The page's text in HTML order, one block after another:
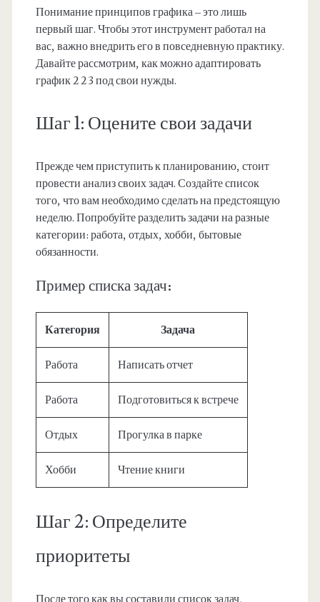
Понимание принципов графика – это лишь
первый шаг. Чтобы этот инструмент работал на
вас, важно внедрить его в повседневную практику.
Давайте рассмотрим, как можно адаптировать
график 2 2 3 под свои нужды.
Шаг 1: Оцените свои задачи
Прежде чем приступить к планированию, стоит
провести анализ своих задач. Создайте список
того, что вам необходимо сделать на предстоящую
неделю. Попробуйте разделить задачи на разные
категории: работа, отдых, хобби, бытовые
обязанности.
Пример списка задач:
Категория Задача
Работа Написать отчет
Работа Подготовиться к встрече
Отдых Прогулка в парке
Хобби Чтение книги
Шаг 2: Определите
приоритеты